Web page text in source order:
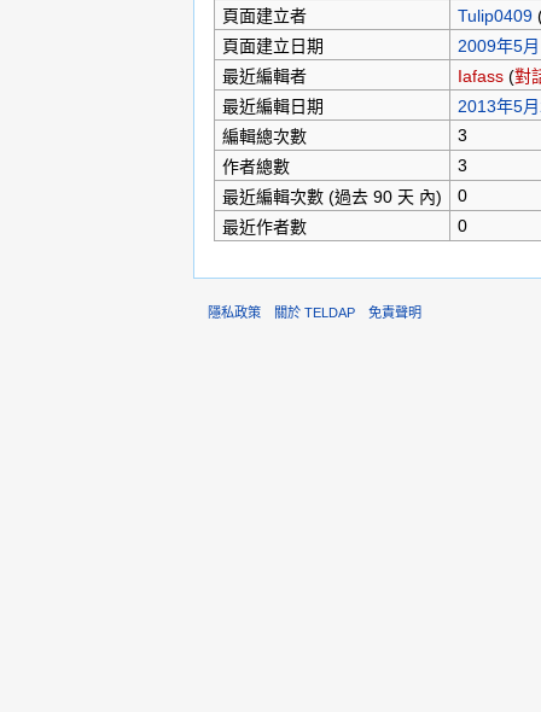
頁面建立者 Tulip0409
頁面建立日期
2009年5
最近編輯者
Iafass(對
最近編輯日期
2013年5
編輯總次數
3
作者總數
3
最近編輯次數 (過去 90 天 內)
0
最近作者數
0
隱私政策 關於 TELDAP 免責聲明